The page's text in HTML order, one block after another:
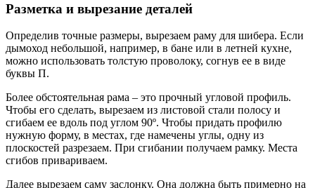
Разметка и вырезание деталей
Определив точные размеры, вырезаем раму для шибера. Если
дымоход небольшой, например, в бане или в летней кухне,
можно использовать толстую проволоку, согнув ее в виде
буквы П.
Более обстоятельная рама – это прочный угловой профиль.
Чтобы его сделать, вырезаем из листовой стали полосу и
сгибаем ее вдоль под углом 90º. Чтобы придать профилю
нужную форму, в местах, где намечены углы, одну из
плоскостей разрезаем. При сгибании получаем рамку. Места
сгибов привариваем.
Далее вырезаем саму заслонку. Она должна быть примерно на